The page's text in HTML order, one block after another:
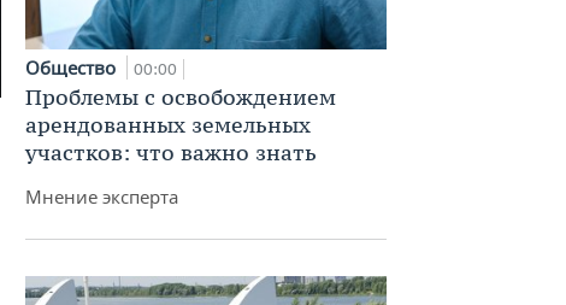
Общество 00:00
Проблемы с освобождением
арендованных земельных
участков: что важно знать
Мнение эксперта